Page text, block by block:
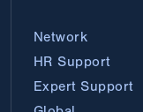
Network
HR Support
Expert Support